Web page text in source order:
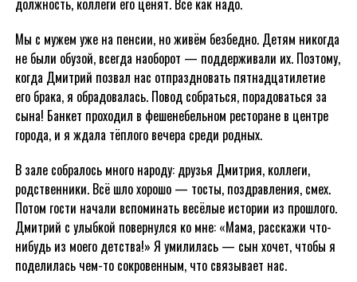
должность, коллеги его ценят. Всё как надо.
Мы с мужем уже на пенсии, но живём безбедно. Детям никогда
не были обузой, всегда наоборот — поддерживали их. Поэтому,
когда Дмитрий позвал нас отпраздновать пятнадцатилетие
его брака, я обрадовалась. Повод собраться, порадоваться за
сына! Банкет проходил в фешенебельном ресторане в центре
города, и я ждала тёплого вечера среди родных.
В зале собралось много народу: друзья Дмитрия, коллеги,
родственники. Всё шло хорошо — тосты, поздравления, смех.
Потом гости начали вспоминать весёлые истории из прошлого.
Дмитрий с улыбкой повернулся ко мне: «Мама, расскажи что-
нибудь из моего детства!» Я умилилась — сын хочет, чтобы я
поделилась чем-то сокровенным, что связывает нас.